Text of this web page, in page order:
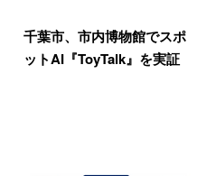
千葉市、市内博物館でスポ
ットAI『ToyTalk』を実証